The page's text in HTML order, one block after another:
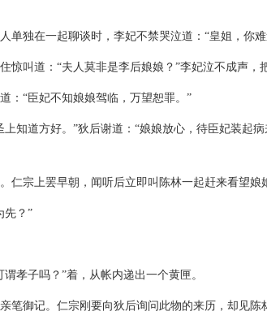
单独在一起聊谈时，李妃不禁哭泣道：“皇姐，你
叫道：“夫人莫非是李后娘娘？”李妃泣不成声，
：“臣妃不知娘娘驾临，万望恕罪。”
知道方好。”狄后谢道：“娘娘放心，待臣妃装起
仁宗上罢早朝，闻听后立即叫陈林一起赶来看望娘
先？”
孝子吗？”着，从帐内递出一个黄匣。
笔御记。仁宗刚要向狄后询问此物的来历，却见陈